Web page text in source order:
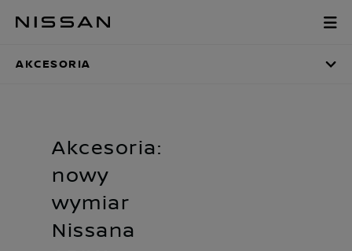
aby
do
Akcesoria
AKCESORIA
Akcesoria:
nowy
wymiar
Nissana